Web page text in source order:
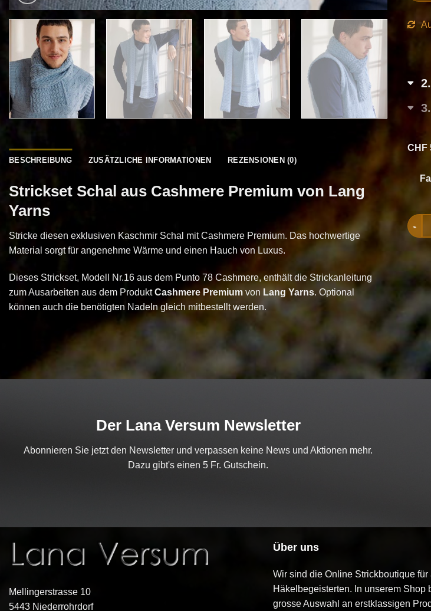
BESCHREIBUNG ZUSÄTZLICHE INFORMATIONEN REZENSIONEN (0)
Strickset Schal aus Cashmere Premium von Lang
Yarns
Stricke diesen exklusiven Kaschmir Schal mit Cashmere Premium. Das hochwertige
Material sorgt für angenehme Wärme und einen Hauch von Luxus.
Dieses Strickset, Modell Nr.16 aus dem Punto 78 Cashmere, enthält die Strickanleitung
zum Ausarbeiten aus dem ProduktCashmere Premium von Lang Yarns. Optional
können auch die benötigten Nadeln gleich mitbestellt werden.
2
3
CHF
Der Lana Versum Newsletter
Abonnieren Sie jetzt den Newsletter und verpassen keine News und Aktionen mehr.
Dazu gibt's einen 5 Fr. Gutschein.
Mellingerstrasse 10
5443 Niederrohrdorf
Über uns
Wir sind die Online Strickboutique für
Häkelbegeisterten. In unserem Shop
grosse Auswahl an erstklassigen